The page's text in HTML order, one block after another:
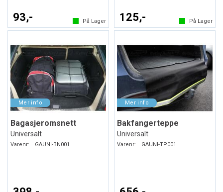
93,- På Lager 125,- På Lager
Bagasjeromsnett
Universalt
Varenr: GAUNI-BN001
Bakfangerteppe
Universalt
Varenr: GAUNI-TP001